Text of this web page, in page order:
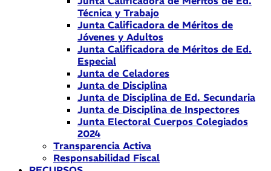
Técnica y Trabajo
Junta Calificadora de Méritos de
Jóvenes y Adultos
Junta Calificadora de Méritos de Ed.
Especial
Junta de Celadores
Junta de Disciplina
Junta de Disciplina de Ed. Secundaria
Junta de Disciplina de Inspectores
Junta Electoral Cuerpos Colegiados
2024
Transparencia Activa
Responsabilidad Fiscal